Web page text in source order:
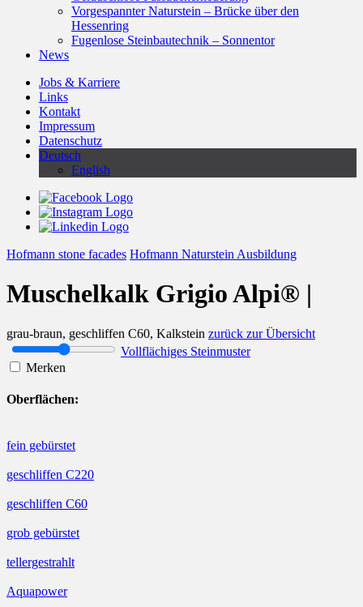
Vorgespannter Naturstein – Brücke über den
Hessenring
Fugenlose Steinbautechnik – Sonnentor
News
Jobs & Karriere
Links
Kontakt
Impressum
Datenschutz
Deutsch
English
Hofmann stone facades Hofmann Naturstein Ausbildung
Muschelkalk Grigio Alpi® |
grau-braun, geschliffen C60, Kalkstein zurück zur Übersicht
Vollflächiges Steinmuster
Merken
Oberflächen:
fein gebürstet
geschliffen C220
geschliffen C60
grob gebürstet
tellergestrahlt
Aquapower